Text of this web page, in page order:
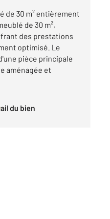
de 30 m² entièrement
de 30 m²,
des prestations
optimisé. Le
pièce principale
aménagée et
du bien